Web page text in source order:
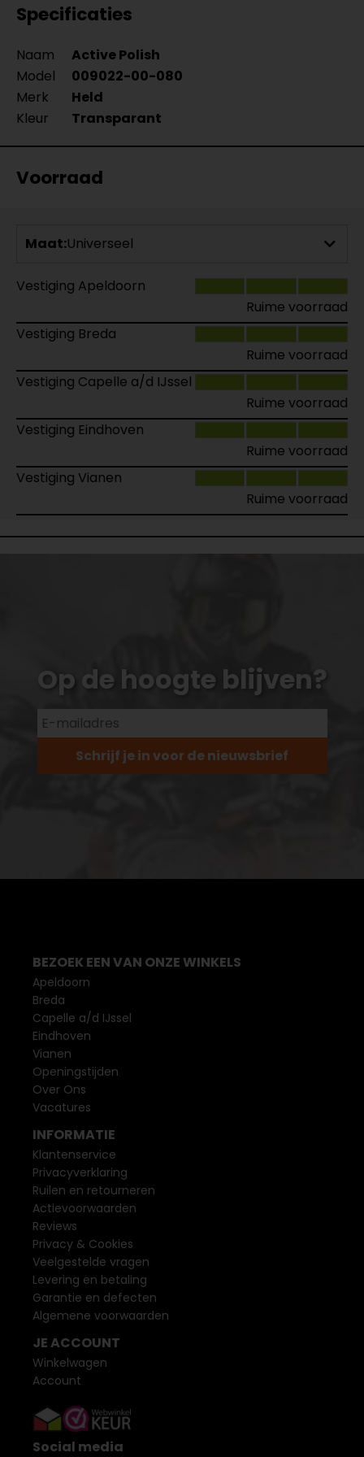
Specificaties
Naam
Active Polish
Model
009022-00-080
Merk
Held
Kleur
Transparant
Voorraad
Maat:Universeel
Vestiging Apeldoorn
Ruime voorraad
Vestiging Breda
Ruime voorraad
Vestiging Capelle a/d IJssel
Ruime voorraad
Vestiging Eindhoven
Ruime voorraad
Vestiging Vianen
Ruime voorraad
Op de hoogte blijven?
Schrijf je in voor de nieuwsbrief
BEZOEK EEN VAN ONZE WINKELS
Apeldoorn
Breda
Capelle a/d IJssel
Eindhoven
Vianen
Openingstijden
Over Ons
Vacatures
INFORMATIE
Klantenservice
Privacyverklaring
Ruilen en retourneren
Actievoorwaarden
Reviews
Privacy & Cookies
Veelgestelde vragen
Levering en betaling
Garantie en defecten
Algemene voorwaarden
JE ACCOUNT
Winkelwagen
Account
Social media